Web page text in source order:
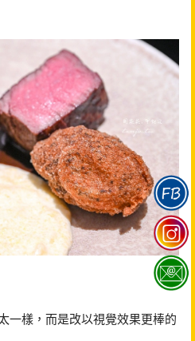
一樣，而是改以視覺效果更棒的